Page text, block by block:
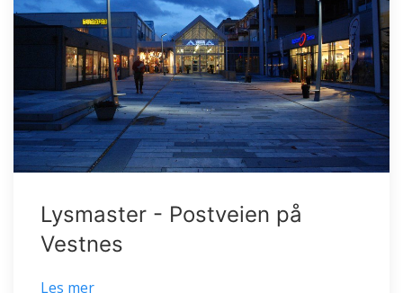
Lysmaster - Postveien på
Vestnes
Les mer